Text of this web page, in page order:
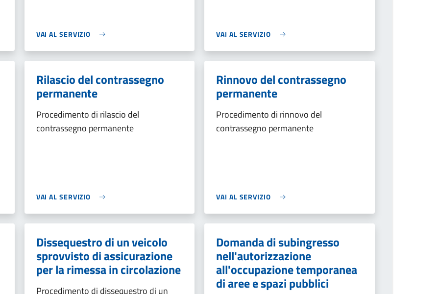
VAI AL SERVIZIO VAI AL SERVIZIO
Rilascio del contrassegno
permanente
Procedimento di rilascio del
contrassegno permanente
VAI AL SERVIZIO
Rinnovo del contrassegno
permanente
Procedimento di rinnovo del
contrassegno permanente
VAI AL SERVIZIO
Dissequestro di un veicolo
sprovvisto di assicurazione
per la rimessa in circolazione
Procedimento di dissequestro di un
Domanda di subingresso
nell'autorizzazione
all'occupazione temporanea
di aree e spazi pubblici